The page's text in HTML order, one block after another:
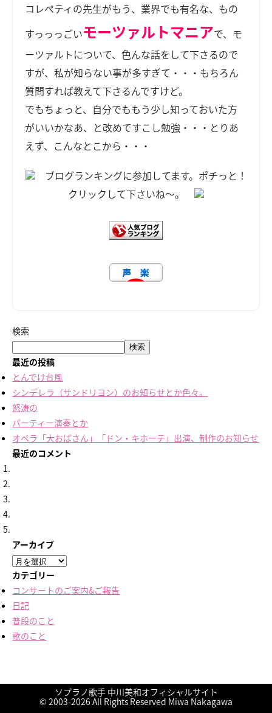
コレぺティの先生がもう、業界でも有名な、もの
すっっっごいモーツァルトマニアで、モ
ーツァルトについて、色んな話をして下さるので
すが、私が知らない事が多すぎて・・・もちろん
質問すれば教えて下さるんですけど。
でもちょっと、自分でももう少し知っておいた方
がいいかなあ、と改めてすこし勉強・・・とりあ
えず、こんなとこから・・・
ブログランキングに参加してます。ポチっと！
クリックして下さいね～。
検索
検索
最近の投稿
とんでけ台風
シンデレラ（サンドリヨン）のお知らせとか色々。
怒涛の
パーティー演奏とか
オペラ「大おばさん」「ドン・キホーテ」出演、制作のお知らせ
最近のコメント
久しぶりの楽譜にakiより
終演しました！にnakamiwaより
終演しました！にnakamiwaより
終演しました！に友鶴蒼より
終演しました！に友鶴蒼より
アーカイブ
ア
ー
カ
イ
ブ
カテゴリー
コンサートのご案内&ご報告
日記
普段のこと
歌のこと
ソプラノ歌手 中川美和オフィシャルサイト
© 2003-2026 All Rights Reserved Miwa Nakagawa